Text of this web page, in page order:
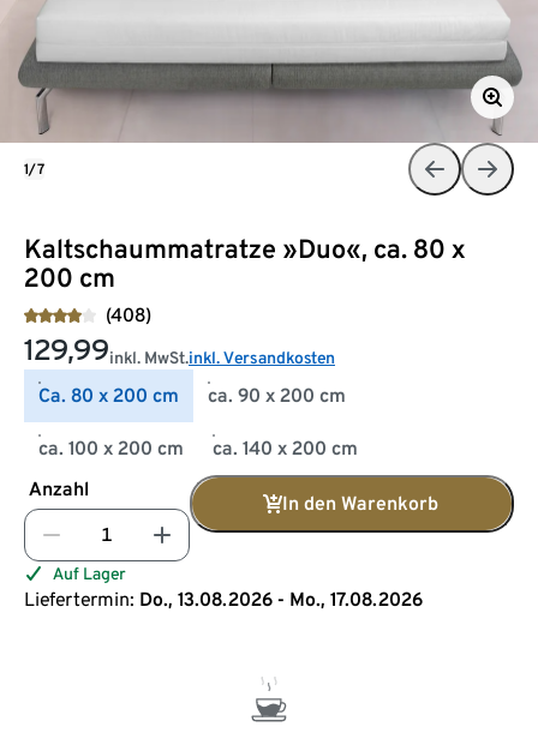
Kaltschaummatratze »Duo«, ca. 80 x
200 cm
(408)
129,99inkl. MwSt.inkl. Versandkosten
Ca. 80 x 200 cm ca. 90 x 200 cm
ca. 100 x 200 cm
ca. 140 x 200 cm
Anzahl
In den Warenkorb
Auf Lager
Liefertermin: Do., 13.08.2026 - Mo., 17.08.2026
1/7